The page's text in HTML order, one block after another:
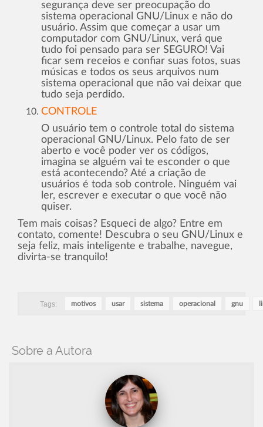
segurança deve ser preocupação do
sistema operacional GNU/Linux e não do
usuário. Assim que começar a usar um
computador com GNU/Linux, verá que
tudo foi pensado para ser SEGURO! Vai
ficar sem receios e confiar suas fotos, suas
músicas e todos os seus arquivos num
sistema operacional que não vai deixar que
tudo seja perdido.
CONTROLE
O usuário tem o controle total do sistema
operacional GNU/Linux. Pelo fato de ser
aberto e você poder ver os códigos,
imagina se alguém vai te esconder o que
está acontecendo? Até a criação de
usuários é toda sob controle. Ninguém vai
ler, escrever e executar o que você não
quiser.
Tem mais coisas? Esqueci de algo? Entre em
contato, comente! Descubra o seu GNU/Linux e
seja feliz, mais inteligente e trabalhe, navegue,
divirta-se tranquilo!
Tags: motivos usar sistema operacional gnu
Sobre a Autora